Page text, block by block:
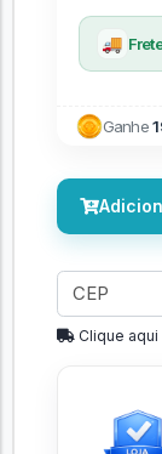
🚚
Ganhe
Clique aqui